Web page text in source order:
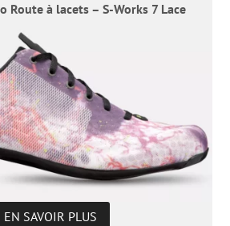
Route à lacets – S-Works 7 Lace
EN SAVOIR PLUS